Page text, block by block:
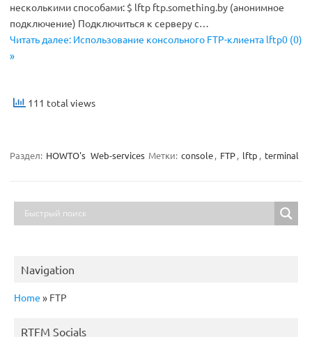
несколькими способами: $ lftp ftp.something.by (анонимное
подключение) Подключиться к серверу с…
Читать далее: Использование консольного FTP-клиента lftp0 (0)
»
111 total views
Раздел: HOWTO's Web-services Метки: console, FTP, lftp , terminal
Navigation
Home » FTP
RTFM Socials